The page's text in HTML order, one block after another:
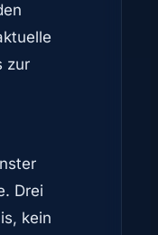
zur
Drei
kein